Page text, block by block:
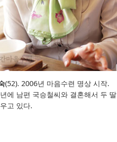
(52). 2006년 마음수련 명상 시작.
에 남편 국승철씨와 결혼해서 두 딸
고 있다.